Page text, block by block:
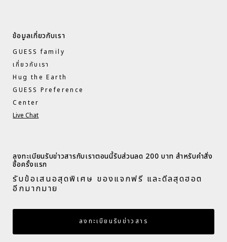
ข้อมูลเกี่ยวกับเรา
GUESS family
เกี่ยวกับเรา
Hug the Earth
GUESS Preference
Center
Live Chat
ลงทะเบียนรับข่าวสารกับเราตอนนี้รับส่วนลด 200 บาท สำหรับคำสั่ง
ซื้อครั้งแรก​
รับข้อเสนอสุดพิเศษ ของแจกฟรี และดีลสุดฮอต
อีกมากมาย​
กรอกอีเมล
ลงทะเบียนรับข่าวสาร